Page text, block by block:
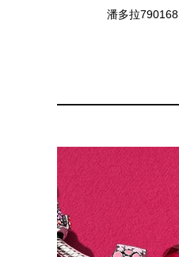
潘多拉790168